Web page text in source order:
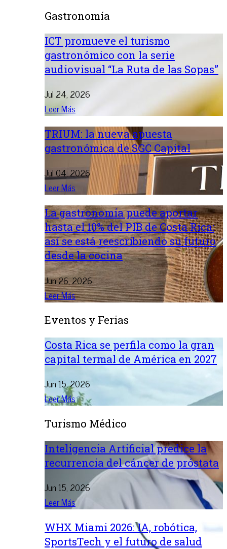
Gastronomía
ICT promueve el turismo
gastronómico con la serie
audiovisual “La Ruta de las Sopas”
Jul 24, 2026
Leer Más
TRIUM: la nueva apuesta
gastronómica de SGC Capital
Jul 04, 2026
Leer Más
La gastronomía puede aportar
hasta el 10% del PIB de Costa Rica:
así se está reescribiendo su futuro
desde la cocina
Jun 26, 2026
Leer Más
Eventos y Ferias
Costa Rica se perfila como la gran
capital termal de América en 2027
Jun 15, 2026
Leer Más
Turismo Médico
Inteligencia Artificial predice la
recurrencia del cáncer de próstata
Jun 15, 2026
Leer Más
WHX Miami 2026: IA, robótica,
SportsTech y el futuro de salud